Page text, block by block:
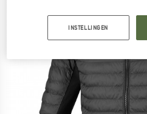
INSTELLINGEN